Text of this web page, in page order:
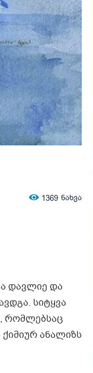
1369 ნახვა
დავლიე და
სიტყვა
რომლებსაც
ანალიზს